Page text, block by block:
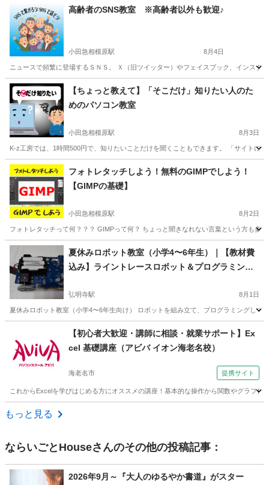
高齢者のSNS教室 ※高齢者以外も歓迎♪
小田急相模原駅 8月4日
ニュースで頻繁に登場するＳＮＳ。 Ｘ（旧ツイッター）やフェイスブック、インス
神奈川 相模原市 小田急相模原駅 その他 SNS
【ちょっと教えて】「そこだけ」知りたい人のた
めのパソコン教室
小田急相模原駅 8月3日
K-z工房では、1時間500円で、知りたいことだけを聞くこともできます。 「サイトに
神奈川 相模原市 小田急相模原駅 Windows総合 工房
フォトレタッチしよう！無料のGIMPでしよう！
【GIMPの基礎】
小田急相模原駅 8月2日
フォトレタッチって何？？？ GIMPって何？ ちょっと聞きなれない言葉という方も多
神奈川 相模原市 小田急相模原駅 Webデザイナー GIMP
夏休みロボット教室（小学4〜6年生）｜【教材費
込み】ライントレースロボット＆プログラミング
弘明寺駅 8月1日
夏休みロボット教室（小学4〜6年生向け） ロボットを組み立て、プログラミングし
弘明寺駅 プログラミング 夏休み
【初心者大歓迎・講師に相談・就業サポート】Ex
cel 基礎講座（アビバ イオン海老名校）
海老名市 提携サイト
これからExcelを学びはじめる方にオススメの講座！基本的な操作から関数やグラフ
神奈川 海老名市
もっと見る
ならいごとHouseさんのその他の投稿記事：
2026年9月～『大人のゆるやか書道』がスター